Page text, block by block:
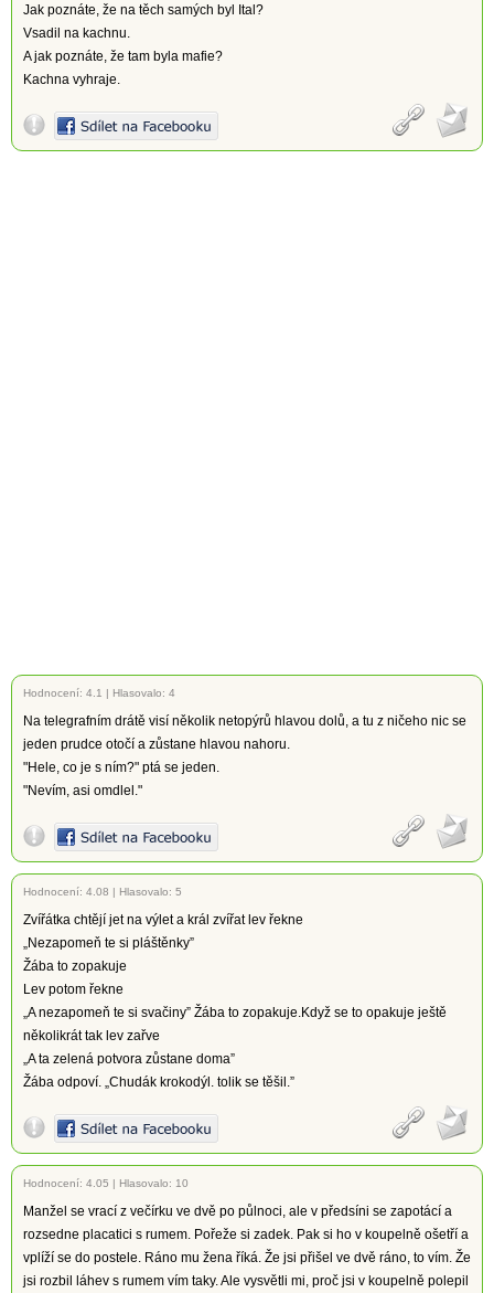
Jak poznáte, že na těch samých byl Ital?
Vsadil na kachnu.
A jak poznáte, že tam byla mafie?
Kachna vyhraje.
Hodnocení: 4.1 | Hlasovalo: 4
Na telegrafním drátě visí několik netopýrů hlavou dolů, a tu z ničeho nic se
jeden prudce otočí a zůstane hlavou nahoru.
"Hele, co je s ním?" ptá se jeden.
"Nevím, asi omdlel."
Hodnocení: 4.08 | Hlasovalo: 5
Zvířátka chtějí jet na výlet a král zvířat lev řekne
„Nezapomeň te si pláštěnky”
Žába to zopakuje
Lev potom řekne
„A nezapomeň te si svačiny” Žába to zopakuje.Když se to opakuje ještě
několikrát tak lev zařve
„A ta zelená potvora zůstane doma”
Žába odpoví. „Chudák krokodýl. tolik se těšil.”
Hodnocení: 4.05 | Hlasovalo: 10
Manžel se vrací z večírku ve dvě po půlnoci, ale v předsíni se zapotácí a
rozsedne placatici s rumem. Pořeže si zadek. Pak si ho v koupelně ošetří a
vplíží se do postele. Ráno mu žena říká. Že jsi přišel ve dvě ráno, to vím. Že
jsi rozbil láhev s rumem vím taky. Ale vysvětli mi, proč jsi v koupelně polepil